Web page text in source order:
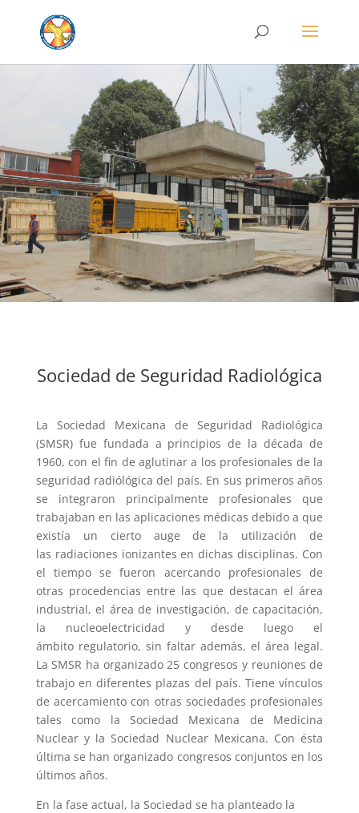
Sociedad de Seguridad Radiológica
La Sociedad Mexicana de Seguridad Radiológica
(SMSR) fue fundada a principios de la década de
1960, con el fin de aglutinar a los profesionales de la
seguridad radiólógica del país. En sus primeros años
se integraron principalmente profesionales que
trabajaban en las aplicaciones médicas debido a que
existía un cierto auge de la utilización de
las radiaciones ionizantes en dichas disciplinas. Con
el tiempo se fueron acercando profesionales de
otras procedencias entre las que destacan el área
industrial, el área de investigación, de capacitación,
la nucleoelectricidad y desde luego el
ámbito regulatorio, sin faltar además, el área legal.
La SMSR ha organizado 25 congresos y reuniones de
trabajo en diferentes plazas del país. Tiene vínculos
de acercamiento con otras sociedades profesionales
tales como la Sociedad Mexicana de Medicina
Nuclear y la Sociedad Nuclear Mexicana. Con ésta
última se han organizado congresos conjuntos en los
últimos años.
En la fase actual, la Sociedad se ha planteado la